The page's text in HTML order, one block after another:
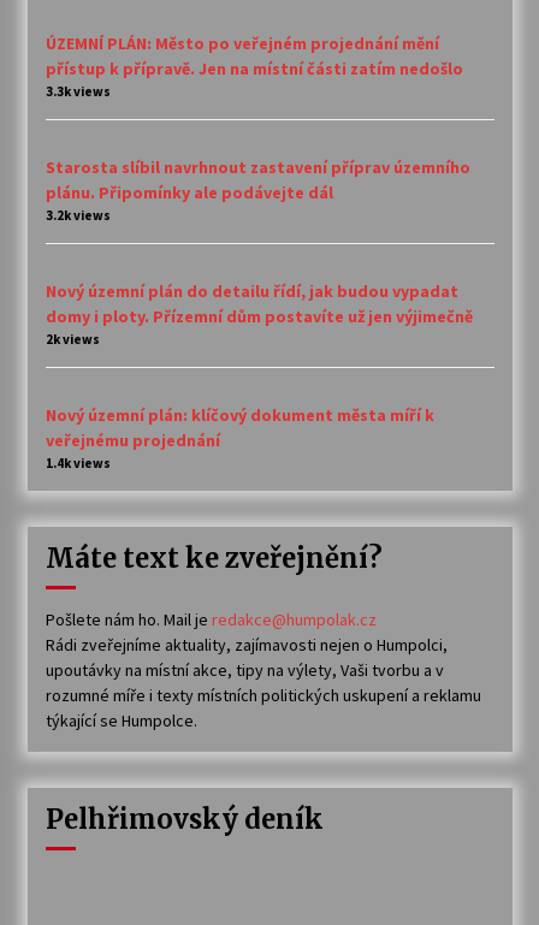
ÚZEMNÍ PLÁN: Město po veřejném projednání mění
přístup k přípravě. Jen na místní části zatím nedošlo
3.3k views
Starosta slíbil navrhnout zastavení příprav územního
plánu. Připomínky ale podávejte dál
3.2k views
Nový územní plán do detailu řídí, jak budou vypadat
domy i ploty. Přízemní dům postavíte už jen výjimečně
2k views
Nový územní plán: klíčový dokument města míří k
veřejnému projednání
1.4k views
Máte text ke zveřejnění?
Pošlete nám ho. Mail je redakce@humpolak.cz
Rádi zveřejníme aktuality, zajímavosti nejen o Humpolci,
upoutávky na místní akce, tipy na výlety, Vaši tvorbu a v
rozumné míře i texty místních politických uskupení a reklamu
týkající se Humpolce.
Pelhřimovský deník